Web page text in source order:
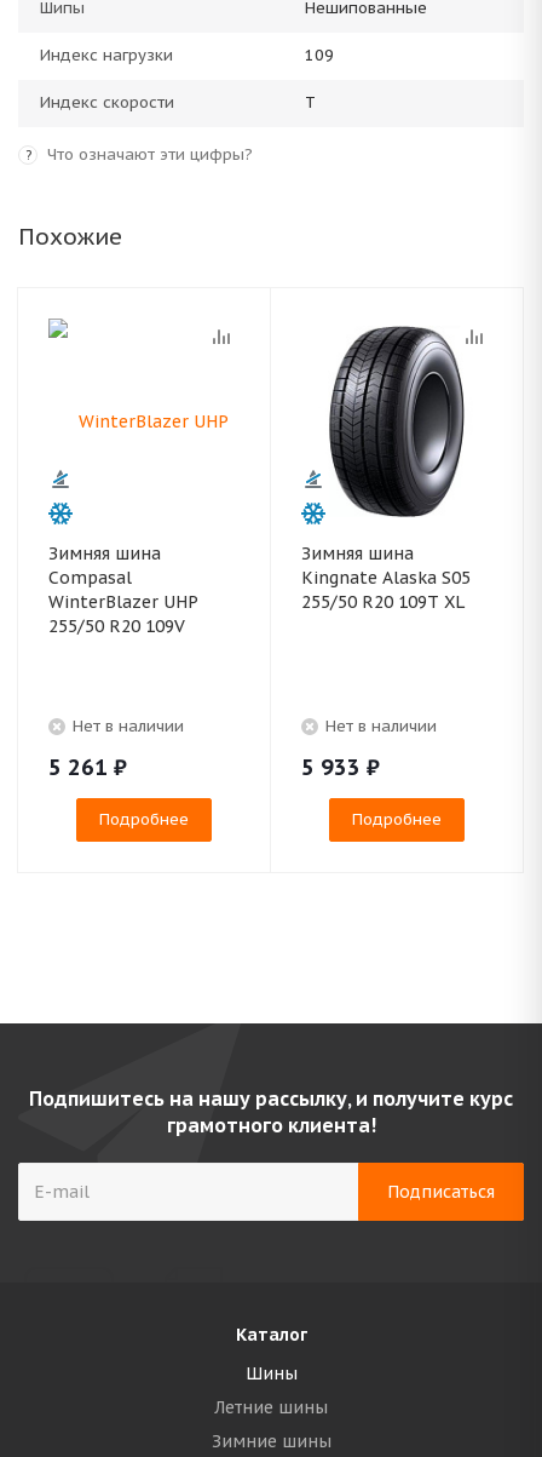
Шипы Нешипованные
Индекс нагрузки 109
Индекс скорости T
? Что означают эти цифры?
Похожие
Зимняя шина
Compasal
WinterBlazer UHP
255/50 R20 109V
Нет в наличии
5 261 ₽
Подробнее
Зимняя шина
Kingnate Alaska S05
255/50 R20 109T XL
Нет в наличии
5 933 ₽
Подробнее
Подпишитесь на нашу рассылку, и получите курс
грамотного клиента!
Каталог
Шины
Летние шины
Зимние шины